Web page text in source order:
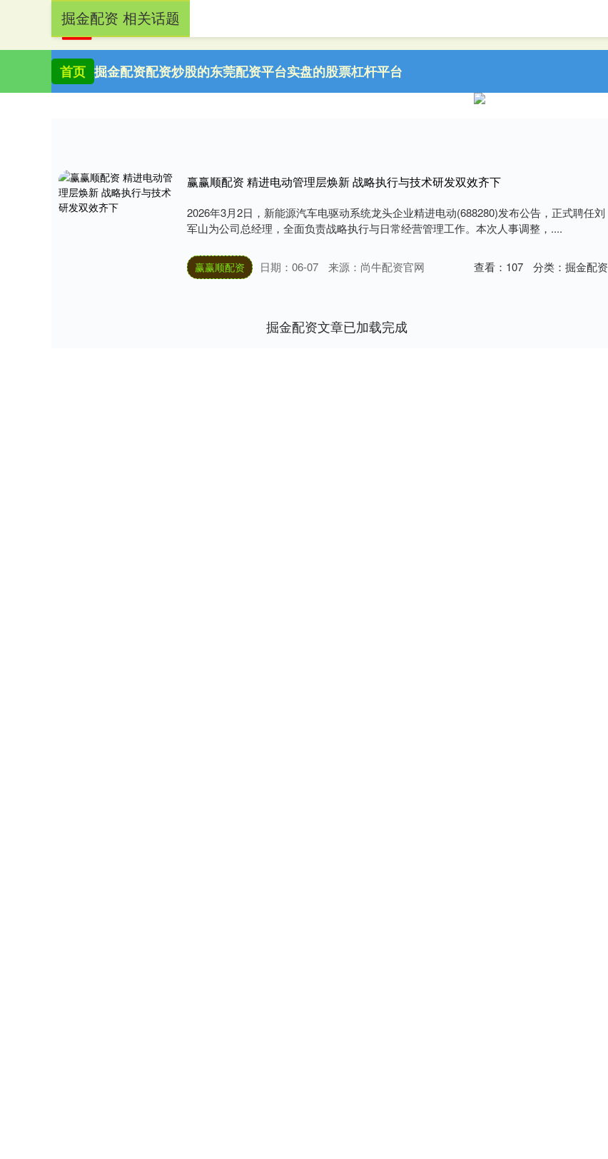
首页 掘金配资配资炒股的东莞配资平台实盘的股票杠杆平台
掘金配资 相关话题
赢赢顺配资 精进电动管理层焕新 战略执行与技术研发双效齐下
2026年3月2日，新能源汽车电驱动系统龙头企业精进电动(688280)发布公告，正式聘任刘
军山为公司总经理，全面负责战略执行与日常经营管理工作。本次人事调整，....
赢赢顺配资 日期：06-07 来源：尚牛配资官网 查看： 107 分类： 掘金配资
掘金配资文章已加载完成